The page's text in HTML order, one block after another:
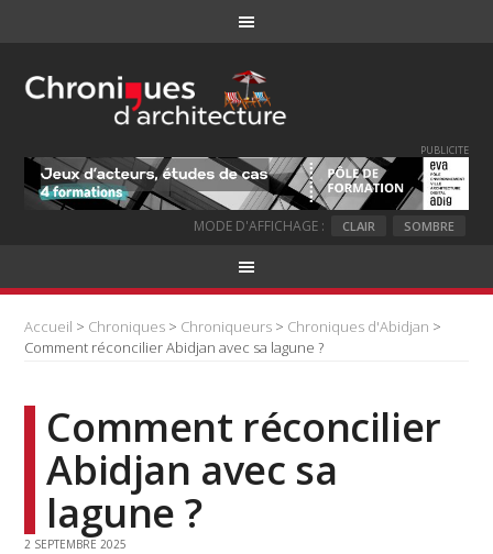
PUBLICITE
MODE D'AFFICHAGE : CLAIR SOMBRE
Accueil > Chroniques > Chroniqueurs > Chroniques d'Abidjan >
Comment réconcilier Abidjan avec sa lagune ?
Comment réconcilier
Abidjan avec sa
lagune ?
2 SEPTEMBRE 2025